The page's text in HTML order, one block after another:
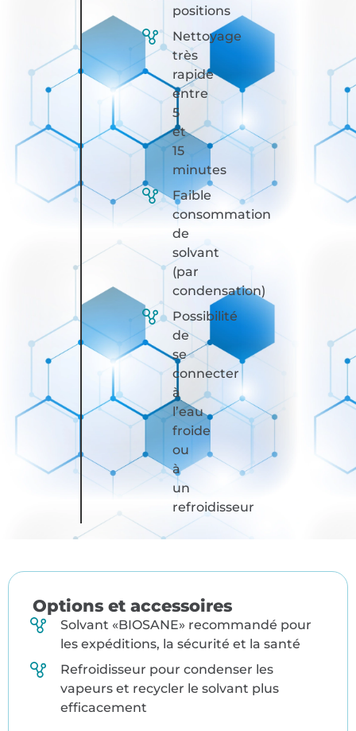
positions
Nettoyage
très
rapide
entre
5
et
15
minutes
Faible
consommation
de
solvant
(par
condensation)
Possibilité
de
se
connecter
à
l’eau
froide
ou
à
un
refroidisseur
Options et accessoires
Solvant «BIOSANE» recommandé pour
les expéditions, la sécurité et la santé
Refroidisseur pour condenser les
vapeurs et recycler le solvant plus
efficacement